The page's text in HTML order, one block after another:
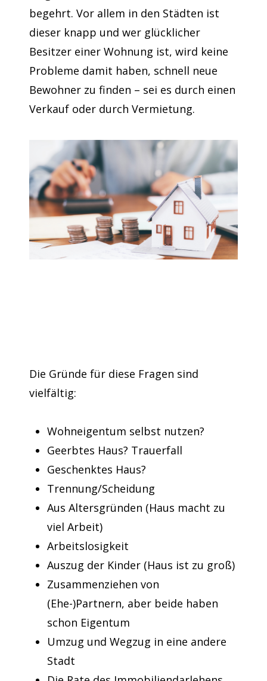
begehrt. Vor allem in den Städten ist
dieser knapp und wer glücklicher
Besitzer einer Wohnung ist, wird keine
Probleme damit haben, schnell neue
Bewohner zu finden – sei es durch einen
Verkauf oder durch Vermietung.
Die Gründe für diese Fragen sind
vielfältig:
Wohneigentum selbst nutzen?
Geerbtes Haus? Trauerfall
Geschenktes Haus?
Trennung/Scheidung
Aus Altersgründen (Haus macht zu
viel Arbeit)
Arbeitslosigkeit
Auszug der Kinder (Haus ist zu groß)
Zusammenziehen von
(Ehe-)Partnern, aber beide haben
schon Eigentum
Umzug und Wegzug in eine andere
Stadt